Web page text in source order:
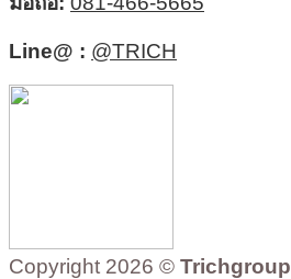
Line@ : @TRICH
Copyright 2026 © Trichgroup